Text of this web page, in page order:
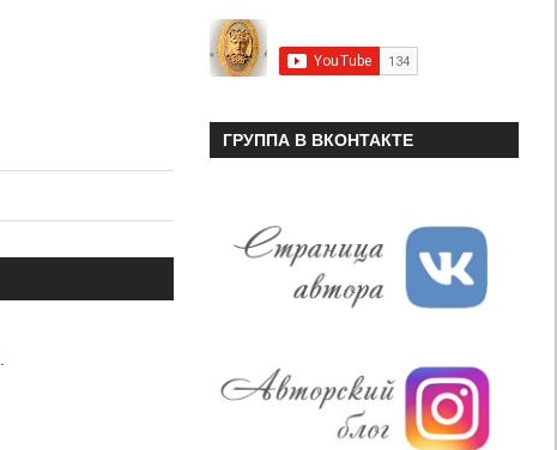
.
ГРУППА В ВКОНТАКТЕ